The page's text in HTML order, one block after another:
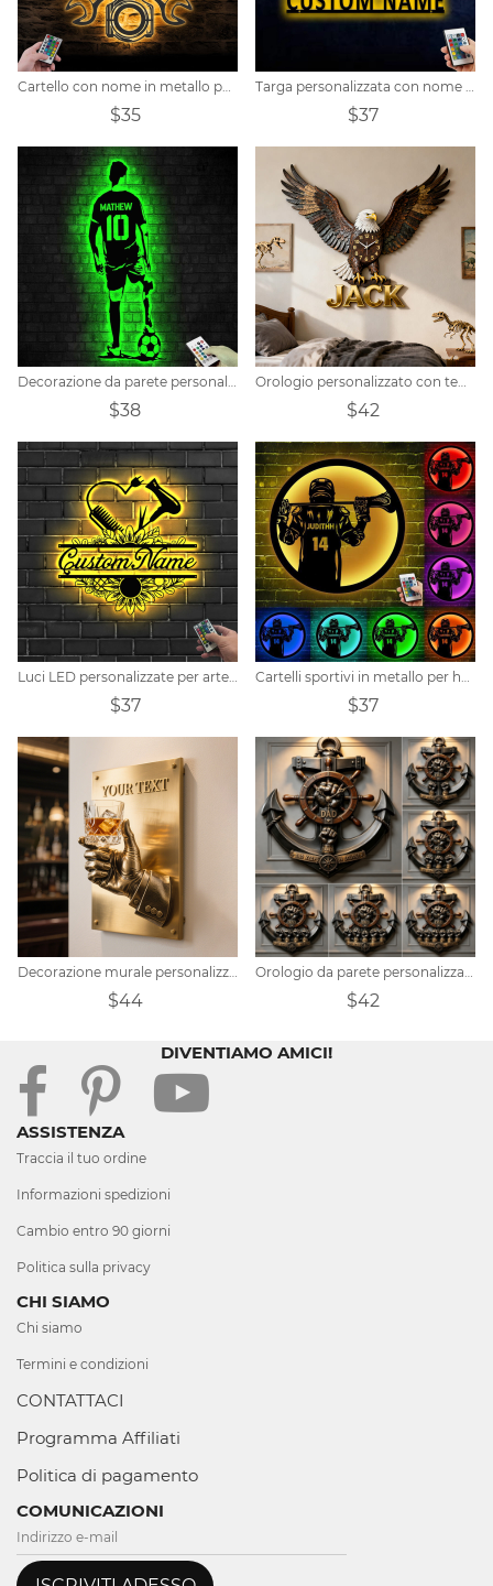
Cartello con nome in metallo per garage personalizzato
$35
Targa personalizzata con nome del giocatore di baseball
$37
Decorazione da parete personalizzata in metallo con calcio e luci a LED
$38
Orologio personalizzato con tema aquila
$42
Luci LED personalizzate per arte della parete in metallo per parrucchiere
$37
Cartelli sportivi in metallo per hockey personalizzati
$37
Decorazione murale personalizzata per la sala lounge del bar del whisky, targa con logo del bar sulla porta
$44
Orologio da parete personalizzato con ancora nautica e pugno amichevole per papà
$42
DIVENTIAMO AMICI!
ASSISTENZA
Traccia il tuo ordine
Informazioni spedizioni
Cambio entro 90 giorni
Politica sulla privacy
CHI SIAMO
Chi siamo
Termini e condizioni
CONTATTACI
Programma Affiliati
Politica di pagamento
COMUNICAZIONI